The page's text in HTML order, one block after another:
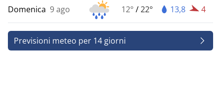
Domenica 9 ago 12° /22° 13,8 4
Previsioni meteo per 14 giorni